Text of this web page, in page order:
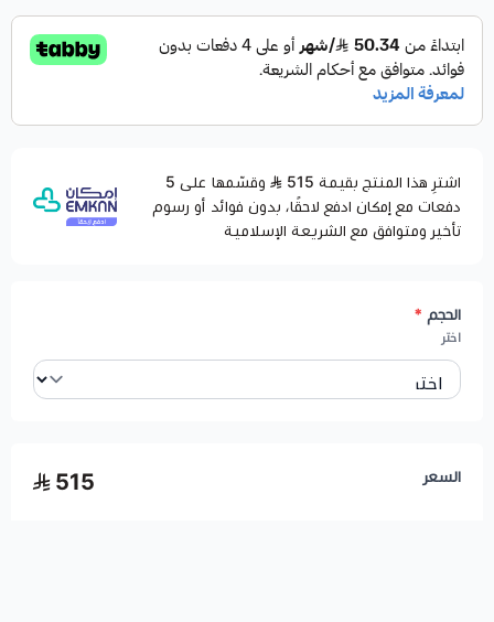
اشترِ هذا المنتج بقيمة 515
وقسّمها على 5
دفعات مع إمكان ادفع لاحقًا، بدون فوائد أو رسوم
تأخير ومتوافق مع الشريعة الإسلامية
الحجم *
اختر
السعر 515